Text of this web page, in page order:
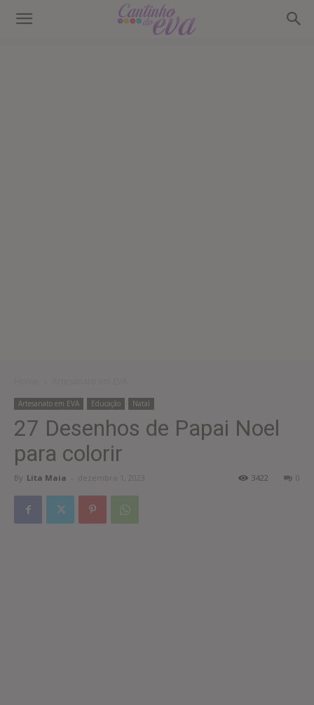
Cantinho
Artesanato em EVA Educação Natal
27 Desenhos de Papai Noel
para colorir
By Lita Maia - dezembro 1, 2023 0
3422